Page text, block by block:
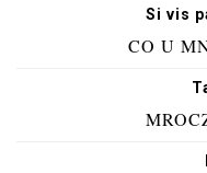
Si vis
CO U